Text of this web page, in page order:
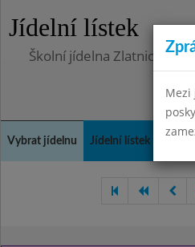
Jídelní lístek
Školní jídelna Zlatnická
Vybrat jídelnu Jídelní lístek
Mezi